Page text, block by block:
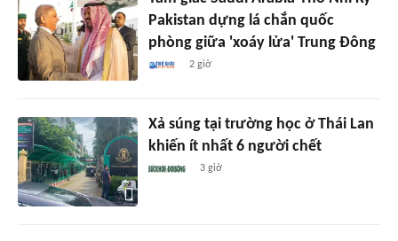
Pakistan dựng lá chắn quốc
phòng giữa 'xoáy lửa' Trung Đông
2 giờ
Xả súng tại trường học ở Thái Lan
khiến ít nhất 6 người chết
3 giờ